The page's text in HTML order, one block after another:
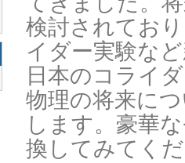
検討されてお
イダー実験な
日本のコライ
物理の将来に
します。豪華
換してみてく